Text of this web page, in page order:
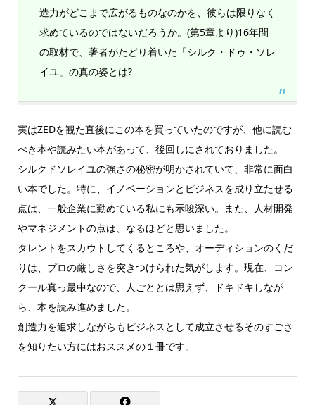
造力がどこまで広がるものなのかを、彼らは限りなく
求めているのではないだろうか。(第5章より)16年間
の取材で、著者がたどり着いた「シルク・ドゥ・ソレ
イユ」の真の姿とは?
実はZEDを観た直後にこの本を買っていたのですが、他に読む
べき本や読みたい本があって、後回しにされておりました。
シルクドソレイユの強さの秘密が明かされていて、非常に面白
い本でした。特に、イノベーションとビジネスを成り立たせる
点は、一般企業に勤めている私にも示唆深い。また、人材開発
やマネジメントの点は、なるほどと思いました。
タレントをスカウトしてくるところや、オーディションのくだ
りは、プロの厳しさを突きつけられた気がします。現在、コン
クール真っ最中なので、人ごととは思えず、ドキドキしなが
ら、本を読み進めました。
創造力を追求しながらもビジネスとして成立させるそのすごさ
を知りたい方にはおススメの１冊です。